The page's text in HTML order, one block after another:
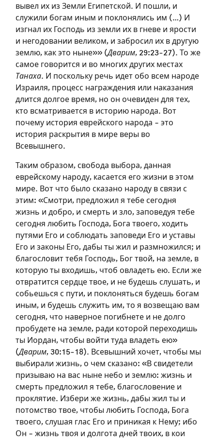
вывел их из Земли Египетской. И пошли, и
служили богам иным и поклонялись им (…) И
изгнал их Господь из земли их в гневе и ярости
и негодовании великом, и забросил их в другую
землю, как это ныне»» (Дварим, 29:23-27). То же
самое говорится и во многих других местах
Танаха. И поскольку речь идет обо всем народе
Израиля, процесс награждения или наказания
длится долгое время, но он очевиден для тех,
кто всматривается в историю народа. Вот
почему история еврейского народа – это
история раскрытия в мире веры во
Всевышнего.
Таким образом, свобода выбора, данная
еврейскому народу, касается его жизни в этом
мире. Вот что было сказано народу в связи с
этим: «Смотри, предложил я тебе сегодня
жизнь и добро, и смерть и зло, заповедуя тебе
сегодня любить Господа, Бога твоего, ходить
путями Его и соблюдать заповеди Его и уставы
Его и законы Его, дабы ты жил и размножился; и
благословит тебя Господь, Бог твой, на земле, в
которую ты входишь, чтоб овладеть ею. Если же
отвратится сердце твое, и не будешь слушать, и
собьешься с пути, и поклоняться будешь богам
иным, и будешь служить им, то я возвещаю вам
сегодня, что наверное погибнете и не долго
пробудете на земле, ради которой переходишь
ты Иордан, чтобы войти туда владеть ею»
(Дварим, 30:15-18). Всевышний хочет, чтобы мы
выбирали жизнь, о чем сказано: «В свидетели
призываю на вас ныне небо и землю: жизнь и
смерть предложил я тебе, благословение и
проклятие. Избери же жизнь, дабы жил ты и
потомство твое, чтобы любить Господа, Бога
твоего, слушая глас Его и приникая к Нему; ибо
Он – жизнь твоя и долгота дней твоих, в кои
Зарегистрироваться
на сайте
Чтобы делать пометки на сайте,
Подписаться Войти